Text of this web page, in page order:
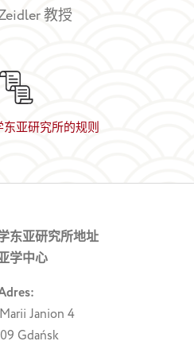
教授
亚研究所的规则
东亚研究所地址
学中心
Janion 4
Gdańsk